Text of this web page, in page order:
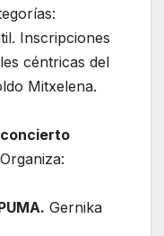
Inscripciones
céntricas del
Mitxelena.
concierto
Gernika